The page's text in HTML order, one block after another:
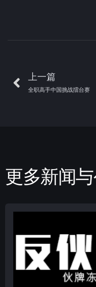
上一篇
全职高手中国挑战擂台赛
更多新闻